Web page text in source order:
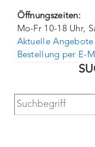
Öffnungszeiten:
Mo-Fr 10-18 Uhr,
Aktuelle Angebote
Bestellung per E-